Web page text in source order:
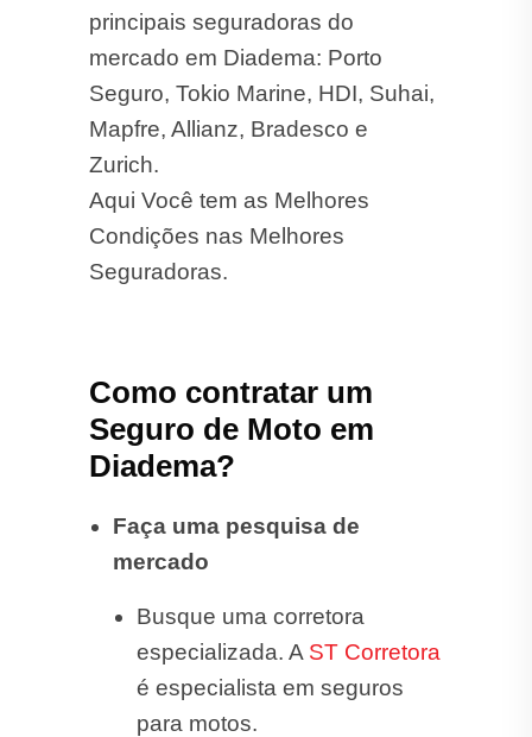
principais seguradoras do
mercado em Diadema: Porto
Seguro, Tokio Marine, HDI, Suhai,
Mapfre, Allianz, Bradesco e
Zurich.
Aqui Você tem as Melhores
Condições nas Melhores
Seguradoras.
Como contratar um
Seguro de Moto em
Diadema?
Faça uma pesquisa de
mercado
Busque uma corretora
especializada. A ST Corretora
é especialista em seguros
para motos.